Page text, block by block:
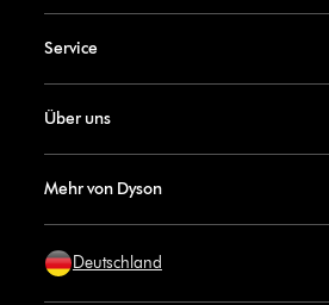
Service
Über uns
Mehr von Dyson
Deutschland